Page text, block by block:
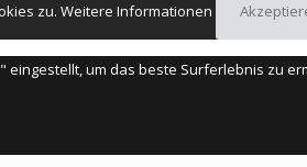
zu. Weitere Informationen
um das beste Surferlebnis zu